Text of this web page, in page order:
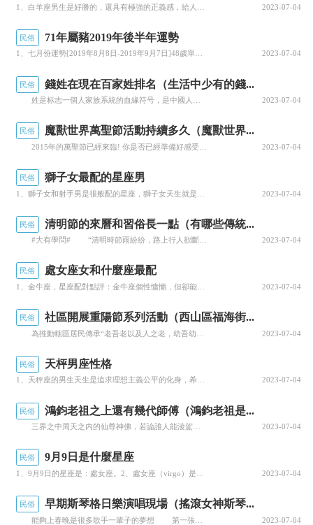
剩下的四個月分别是正月、四月、七月、十
月。這四個月份對應着寅月、巳月、申月、亥月。
寅申巳亥，是十二地支中的長生位置，是生機勃發
立夏、立秋、立冬分别處于這四個月中，民間一向
住，所以就把這四個月給雪藏了。
男占二五八，女占三六九。這是民間非常粗淺
的一個傳說，隻能當成是一項舊民俗，它并不符合
精密的術數理論。傳統命理學中也沒有這樣的說
法，不能因為這麼一句話就确定出生日期的好壞，
雖然很多人相信命理學，但是人的命運是件非
常複雜的東西，想要推究命運的走向，并不是一件
很容易的事情，不是民間普通人士随便翻閱幾本相
關書籍就能掌握的。所以對于“男占二五八，女占
三六九”這樣的民間俗傳，不要在意。
《易經》：天行健，君子以自強不息。
更多精彩资讯请关注
为您更新最新资讯!
2023-07-04
民俗 71年屬豬2019年後半年運勢
1、七月份運勢[2019年8月8日-2019年9月7日]48歲單身的屬豬人在2019年七月沒事多去參... 2023-07-04
民俗 錢姓在現在百家姓排名（生活中少有的錢...
2023-07-04
民俗 魔獸世界萬聖節活動持續多久（魔獸世界...
2023-07-04
民俗 獅子女最配的星座男
2023-07-04
民俗 清明節的來曆和習俗長一點（有哪些傳統...
#大有學問# “清明時節雨紛紛，路上行人欲斷魂。 借問酒家何處有，牧童遙指杏花村。” 這首詩相信大家都非常熟悉，講的正是清明時節的場景。 遠在梁代，就有人記載：清明前兩天的寒食節，往往有“疾風甚雨”。若是趕上清明這天下雨，就有個專名“潑火雨”，而詩中用“紛紛”來形容那天的“潑火雨”，将凄迷和美麗的境界描寫得淋漓盡緻。 清明節是農曆二十... 2023-07-04
民俗 處女座女和什麼座最配
1、金牛座，星座配對點評：金牛座個性慵懶，但卻能把你從铢锱算盡的緊張狀态中抽離出來，助你減慢速度，令... 2023-07-04
民俗 社區開展重陽節系列活動（西山區福海街...
2023-07-04
民俗 天枰男座性格
1、天秤座的男生天生是追求理想主義公平的化身，希望自己所接觸的一切都是一塵不染、潔白無瑕的，追求完美... 2023-07-04
民俗 鴻鈞老祖之上還有幾代師傅（鴻鈞老祖是...
三界之中周天之内的仙尊神佛，若論誰人能淩駕于盤古之上，那就隻有鴻鈞老祖一人而已。即便是三清之元始天尊、太上老君，亦要尊鴻鈞老祖一聲“大師尊”，他們都是鴻鈞老祖的弟子。 在封神演義中，萬仙陣被破之後，鴻鈞老祖現身，“忽見正南上祥雲萬道，瑞氣千條，異香襲襲，見一道者，手執竹杖而來···話說鴻鈞道人來至，通天教主知是師尊來了，慌忙上前迎接，倒身下拜曰：弟子... 2023-07-04
民俗 9月9日是什麼星座
2023-07-04
民俗 早期斯琴格日樂演唱現場（搖滾女神斯琴...
能夠上春晚是很多歌手一輩子的夢想 第一張唱片創造了大陸樂壇的一個神話 她一舉橫掃了當年所有的最佳新人獎 她被人稱為“中國女性搖滾第一人” 至今仍然無人能望其項背。 一首《山歌好比春江水》成為她的開台歌。 2019織謠——斯琴格日樂演唱會 魯網德州4月30日訊（記者 吳美琳 通訊員 李園）“唱山歌嘞，這邊唱來，那邊和，哦噢... 2023-07-04